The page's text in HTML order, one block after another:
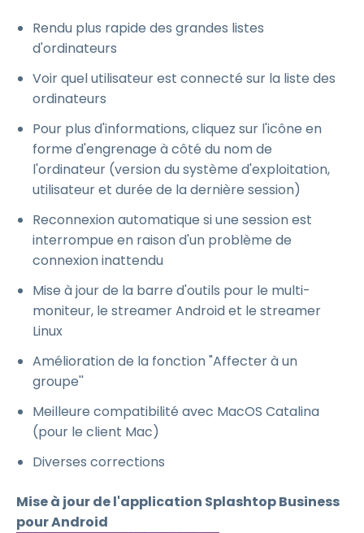
Rendu plus rapide des grandes listes
d'ordinateurs
Voir quel utilisateur est connecté sur la liste des
ordinateurs
Pour plus d'informations, cliquez sur l'icône en
forme d'engrenage à côté du nom de
l'ordinateur (version du système d'exploitation,
utilisateur et durée de la dernière session)
Reconnexion automatique si une session est
interrompue en raison d'un problème de
connexion inattendu
Mise à jour de la barre d'outils pour le multi-
moniteur, le streamer Android et le streamer
Linux
Amélioration de la fonction "Affecter à un
groupe''
Meilleure compatibilité avec MacOS Catalina
(pour le client Mac)
Diverses corrections
Mise à jour de l'application Splashtop Business
pour Android